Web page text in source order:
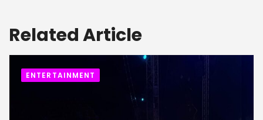
Related Article
ENTERTAINMENT